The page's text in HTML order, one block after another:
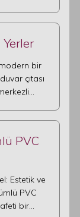
Yerler
bir
çıtası
PVC
Estetik ve
PVC
bir…